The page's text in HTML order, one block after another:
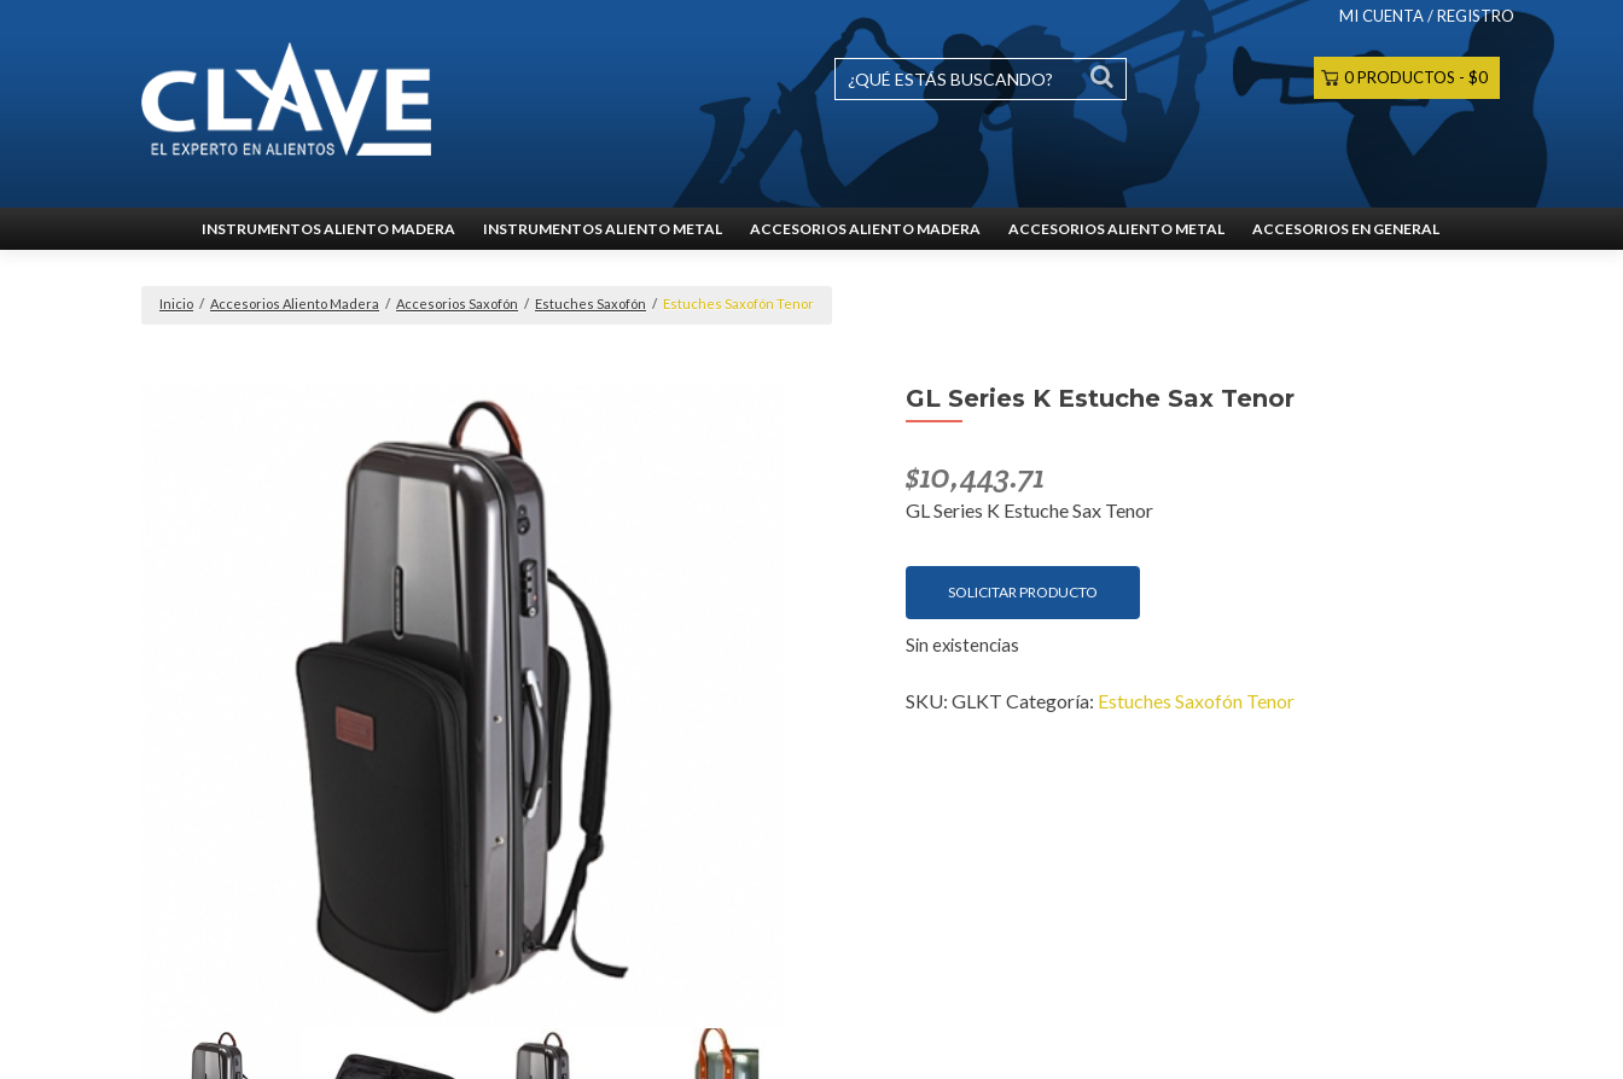
MI CUENTA / REGISTRO
0 PRODUCTOS $0
al
INSTRUMENTOS ALIENTO MADERA INSTRUMENTOS ALIENTO METAL ACCESORIOS ALIENTO MADERA ACCESORIOS ALIENTO METAL ACCESORIOS EN GENERAL
Inicio / Accesorios Aliento Madera / Accesorios Saxofón / Estuches Saxofón / Estuches Saxofón Tenor
GL Series K Estuche Sax Tenor
$10,443.71
GL Series K Estuche Sax Tenor
SOLICITAR PRODUCTO
Sin existencias
SKU: GLKT Categoría: Estuches Saxofón Tenor